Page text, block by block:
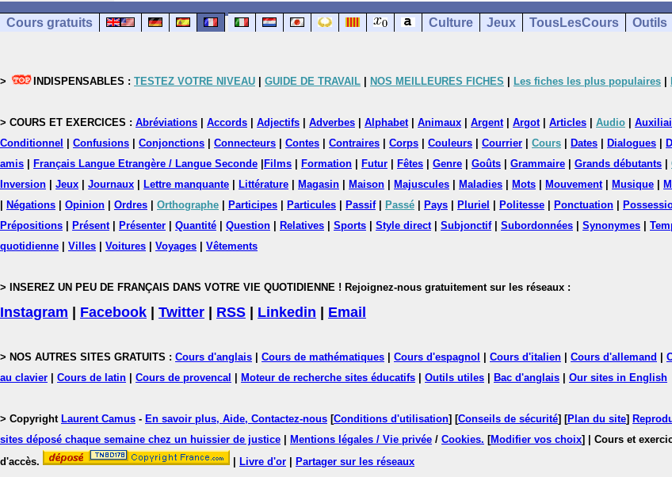
Cours gratuits Culture Jeux TousLesCours Outils
> INDISPENSABLES : TESTEZ VOTRE NIVEAU GUIDE DE TRAVAIL NOS MEILLEURES FICHES Les fiches les plus populaires
> COURS ET EXERCICES : Abréviations Accords Adjectifs Adverbes Alphabet| Animaux Argent| Argot| Articles Audio
Conditionnel
Confusions Conjonctions Connecteurs Contes Contraires Corps Couleurs Courrier Cours Dates Dialogues
amis
Français Langue Etrangère / Langue Seconde Films Formation Futur Fêtes Genre Goûts Grammaire Grands débutants
Inversion
Jeux Journaux Lettre manquante Littérature Magasin Maison Majuscules Maladies Mots Mouvement| Musique
Négations Opinion Ordres Orthographe Participes Particules Passif| Passé Pays Pluriel Politesse Ponctuation
Prépositions
Présent| Présenter Quantité Question Relatives Sports Style direct| Subjonctif| Subordonnées Synonymes
quotidienne
Villes Voitures Voyages Vêtements
> INSEREZ UN PEU DE FRANÇAIS DANS VOTRE VIE QUOTIDIENNE ! Rejoignez-nous gratuitement sur les réseaux :
Instagram Facebook Twitter RSS Linkedin Email
> NOS AUTRES SITES GRATUITS : Cours d'anglais Cours de mathématiques Cours d'espagnol Cours d'italien Cours d'allemand
au clavier
Cours de latin Cours de provencal Moteur de recherche sites éducatifs Outils utiles Bac d'anglais Our sites in English
> Copyright Laurent Camus - En savoir plus, Aide, Contactez-nous [Conditions d'utilisation] [Conseils de sécurité] [Plan du site]
sites déposé chaque semaine chez un huissier de justice
Mentions légales / Vie privée / Cookies. [Modifier vos choix]
| Cours et
d'accès.
Livre d'or Partager sur les réseaux